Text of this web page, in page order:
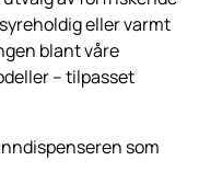
eller varmt
blant våre
– tilpasset
som